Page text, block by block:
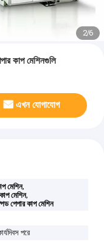
2/6
কাপ মেশিনগুলি
এখন যোগাযোগ
মেশিন,
মেশিন,
পেপার কাপ মেশিন
পরে